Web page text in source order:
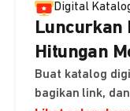
Digital
Luncurkan
Hitungan
Buat katalog
bagikan link,